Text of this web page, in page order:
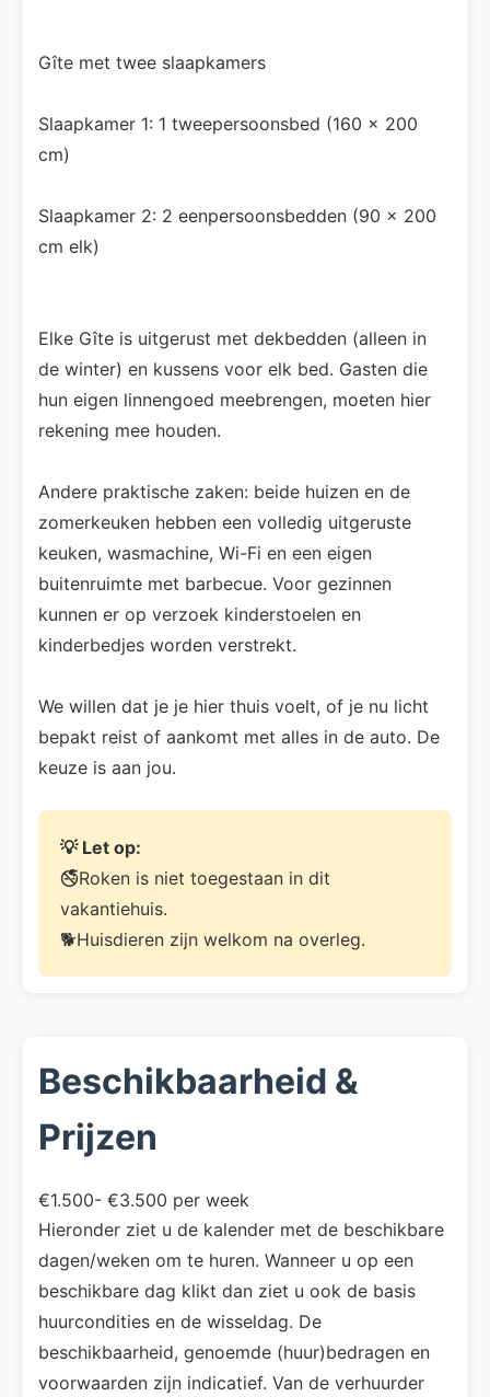
Gîte met twee slaapkamers
Slaapkamer 1: 1 tweepersoonsbed (160 × 200
cm)
Slaapkamer 2: 2 eenpersoonsbedden (90 × 200
cm elk)
Elke Gîte is uitgerust met dekbedden (alleen in
de winter) en kussens voor elk bed. Gasten die
hun eigen linnengoed meebrengen, moeten hier
rekening mee houden.
Andere praktische zaken: beide huizen en de
zomerkeuken hebben een volledig uitgeruste
keuken, wasmachine, Wi-Fi en een eigen
buitenruimte met barbecue. Voor gezinnen
kunnen er op verzoek kinderstoelen en
kinderbedjes worden verstrekt.
We willen dat je je hier thuis voelt, of je nu licht
bepakt reist of aankomt met alles in de auto. De
keuze is aan jou.
💡 Let op:
🚭Roken is niet toegestaan in dit
vakantiehuis.
🐕Huisdieren zijn welkom na overleg.
Beschikbaarheid &
Prijzen
€1.500- €3.500 per week
Hieronder ziet u de kalender met de beschikbare
dagen/weken om te huren. Wanneer u op een
beschikbare dag klikt dan ziet u ook de basis
huurcondities en de wisseldag. De
beschikbaarheid, genoemde (huur)bedragen en
voorwaarden zijn indicatief. Van de verhuurder